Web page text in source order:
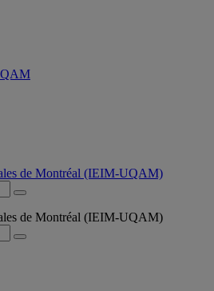
de Montréal (IEIM-UQAM)
de Montréal (IEIM-UQAM)